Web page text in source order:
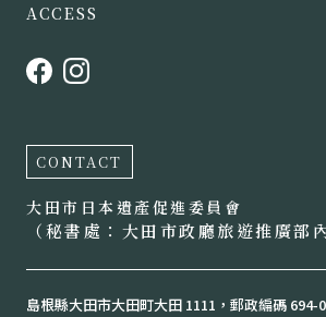
ACCESS
CONTACT
大田市日本遺產促進委員會
（秘書處：大田市政廳旅遊推廣部內
島根縣大田市大田町大田 1111，郵政編碼 694-